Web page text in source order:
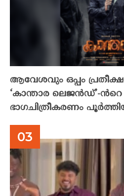
ആവേശവും ഒപ്പം
‘കാന്താര ലെജൻഡ്’-
ഭാഗചിത്രീകരണം